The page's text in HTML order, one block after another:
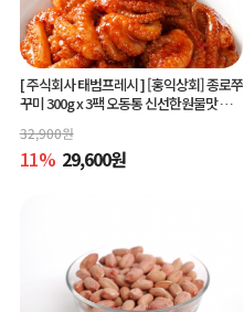
[ 주식회사 태범프레시 ][홍익상회] 종로쭈
꾸미 300g x 3팩 오동통 신선한원물맛 그
32,900원
11% 29,600원